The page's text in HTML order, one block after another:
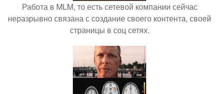
Работа в MLM, то есть сетевой компании сейчас
неразрывно связана с создание своего контента, своей
страницы в соц сетях.